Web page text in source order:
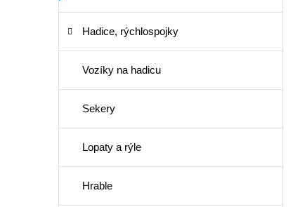
Hadice, rýchlospojky
Vozíky na hadicu
Sekery
Lopaty a rýle
Hrable